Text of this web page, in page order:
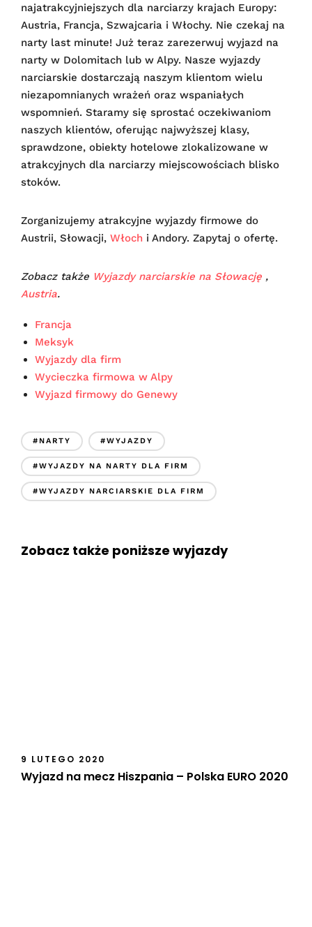
najatrakcyjniejszych dla narciarzy krajach Europy:
Austria, Francja, Szwajcaria i Włochy. Nie czekaj na
narty last minute! Już teraz zarezerwuj wyjazd na
narty w Dolomitach lub w Alpy. Nasze wyjazdy
narciarskie dostarczają naszym klientom wielu
niezapomnianych wrażeń oraz wspaniałych
wspomnień. Staramy się sprostać oczekiwaniom
naszych klientów, oferując najwyższej klasy,
sprawdzone, obiekty hotelowe zlokalizowane w
atrakcyjnych dla narciarzy miejscowościach blisko
stoków.
Zorganizujemy atrakcyjne wyjazdy firmowe do
Austrii, Słowacji, Włoch i Andory. Zapytaj o ofertę.
Zobacz także Wyjazdy narciarskie na Słowację ,
Austria.
Francja
Meksyk
Wyjazdy dla firm
Wycieczka firmowa w Alpy
Wyjazd firmowy do Genewy
#NARTY #WYJAZDY
#WYJAZDY NA NARTY DLA FIRM
#WYJAZDY NARCIARSKIE DLA FIRM
Zobacz także poniższe wyjazdy
9 LUTEGO 2020
Wyjazd na mecz Hiszpania – Polska EURO 2020